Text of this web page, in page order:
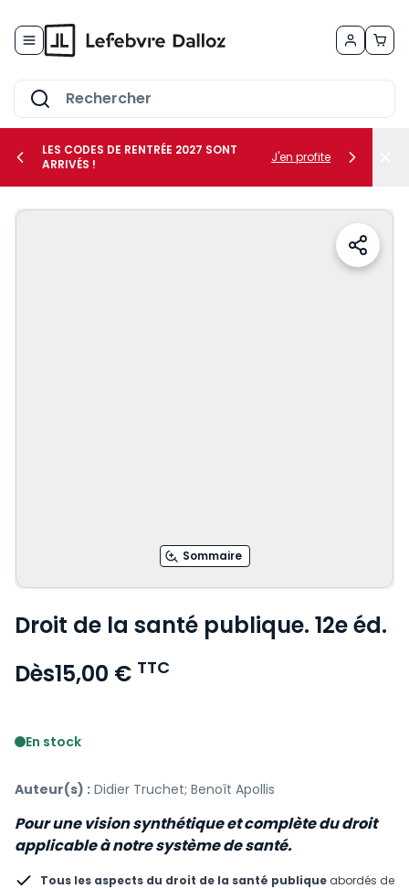
le sous-menu Vos métiers
LES CODES DE RENTRÉE 2027 SONT
ARRIVÉS !
J'en profite
Sommaire
Droit de la santé publique. 12e éd.
Dès15,00 € TTC
En stock
Auteur(s) : Didier Truchet; Benoît Apollis
Pour une vision synthétique et complète du droit
applicable à notre système de santé.
Tous les aspects du droit de la santé publique abordés de